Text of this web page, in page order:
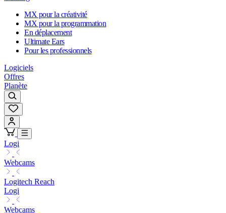
MX pour la créativité
MX pour la programmation
En déplacement
Ultimate Ears
Pour les professionnels
Logiciels
Offres
Planète
Logi
Webcams
Logitech Reach
Logi
Webcams